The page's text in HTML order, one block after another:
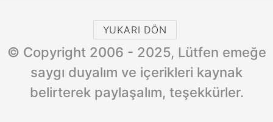
YUKARI DÖN
© Copyright 2006 - 2025, Lütfen emeğe
saygı duyalım ve içerikleri kaynak
belirterek paylaşalım, teşekkürler.